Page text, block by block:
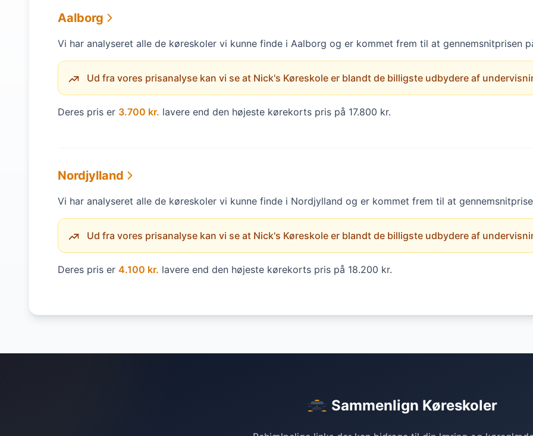
Aalborg
Vi har analyseret alle de køreskoler vi kunne finde i Aalborg og er kommet frem til at gennemsnitprisen
Ud fra vores prisanalyse kan vi se at Nick's Køreskole er blandt de billigste udbydere af
Deres pris er 3.700 kr. lavere end den højeste kørekorts pris på 17.800 kr.
Nordjylland
Vi har analyseret alle de køreskoler vi kunne finde i Nordjylland og er kommet frem til at
Ud fra vores prisanalyse kan vi se at Nick's Køreskole er blandt de billigste udbydere af
Deres pris er 4.100 kr. lavere end den højeste kørekorts pris på 18.200 kr.
Sammenlign Køreskoler